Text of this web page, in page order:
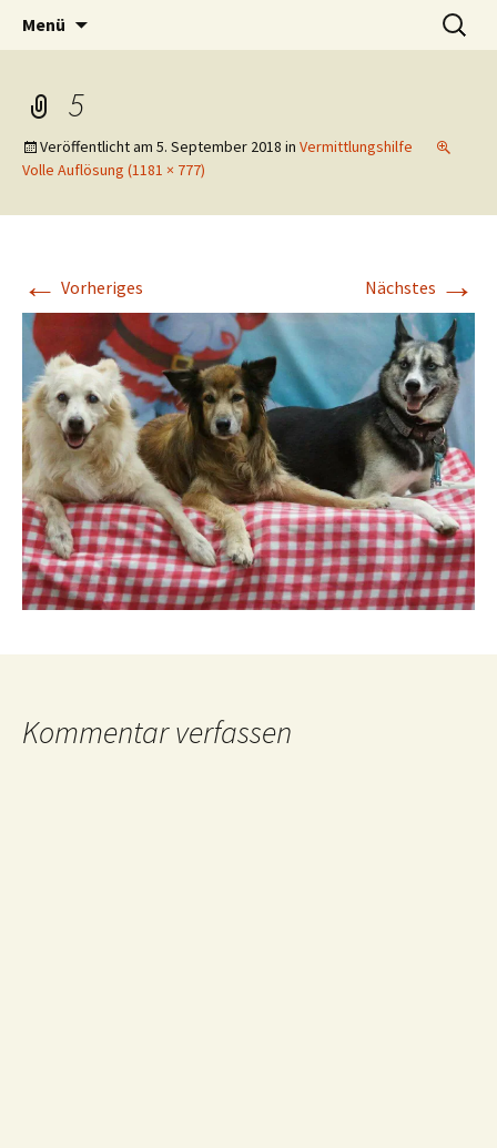
Tier und Mensch – Der andere
Tierschutz e.V.
der andere Tierschutz e.V.
Menü
Suchen
nach:
5
Veröffentlicht am 5. September 2018 in Vermittlungshilfe
Volle Auflösung (1181 × 777)
← Vorheriges Nächstes →
Kommentar verfassen